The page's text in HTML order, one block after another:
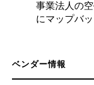
事業法人の
にマップバッ
ベンダー情報